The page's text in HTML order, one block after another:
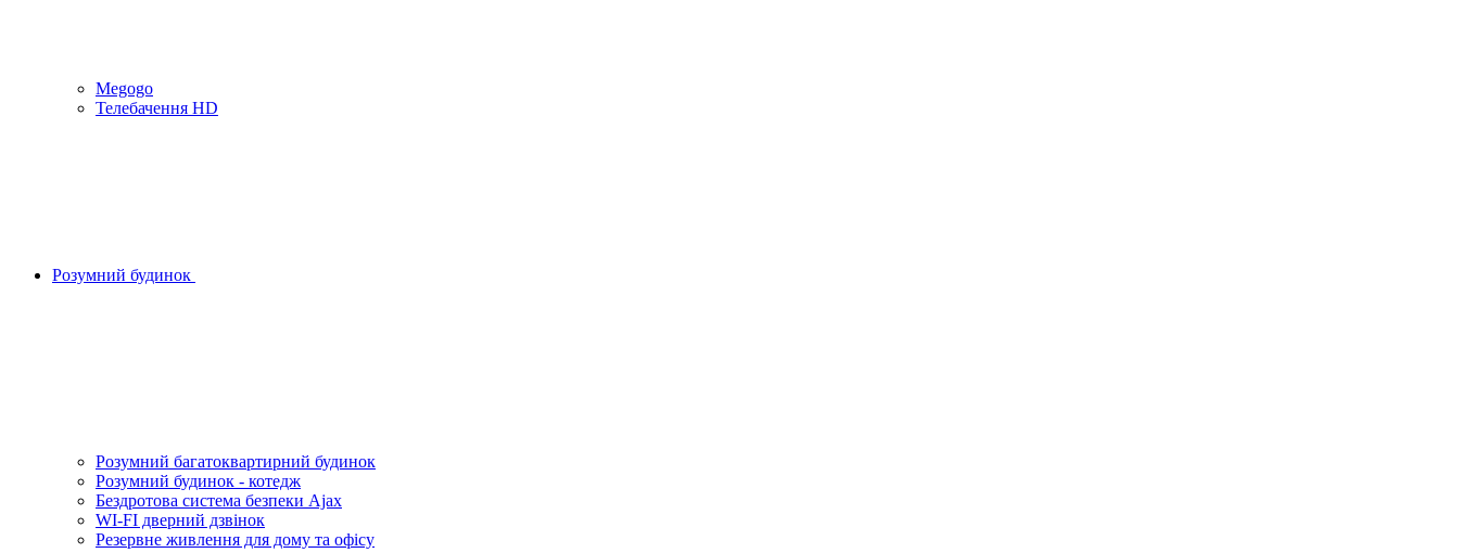
Megogo
Телебачення HD
Розумний будинок
Розумний багатоквартирний будинок
Розумний будинок - котедж
Бездротова система безпеки Ajax
WI-FI дверний дзвінок
Резервне живлення для дому та офісу